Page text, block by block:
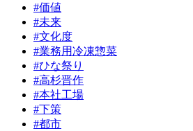
#価値
#未来
#文化度
#業務用冷凍惣菜
#ひな祭り
#高杉晋作
#本社工場
#下策
#都市